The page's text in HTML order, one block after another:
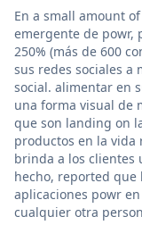
En a small amount
emergente de powr,
250% (más de 600
sus redes sociales a
social. alimentar en
una forma visual de
que son landing on
productos en la vida
brinda a los clientes
hecho, reported que
aplicaciones powr
cualquier otra